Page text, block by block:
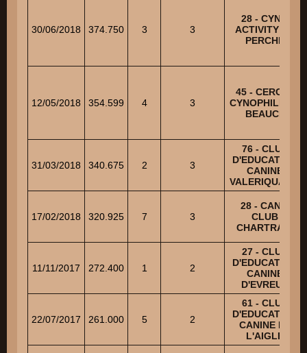
30/06/2018 374.750 3 3
28 - CYNO
ACTIVITY OF
PERCHE
12/05/2018 354.599 4 3
45 - CERCLE
CYNOPHILE DE
BEAUCE
31/03/2018 340.675 2 3
76 - CLUB
D'EDUCATION
CANINE
VALERIQUAISE
17/02/2018 320.925 7 3
28 - CANIS
CLUB
CHARTRAIN
11/11/2017 272.400 1 2
27 - CLUB
D'EDUCATION
CANINE
D'EVREUX
22/07/2017 261.000 5 2
61 - CLUB
D'EDUCATION
CANINE DE
L'AIGLE